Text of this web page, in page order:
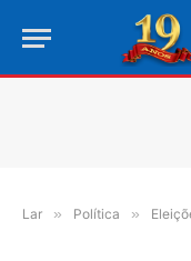
Lar » Política »